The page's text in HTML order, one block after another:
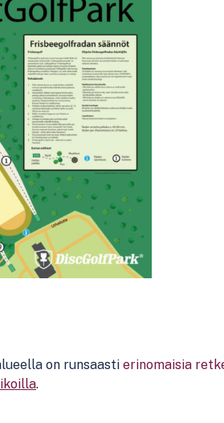
on runsaasti erinomaisia
.